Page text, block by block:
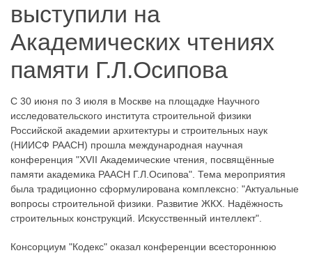
выступили на
Академических чтениях
памяти Г.Л.Осипова
С 30 июня по 3 июля в Москве на площадке Научного
исследовательского института строительной физики
Российской академии архитектуры и строительных наук
(НИИСФ РААСН) прошла международная научная
конференция "XVII Академические чтения, посвящённые
памяти академика РААСН Г.Л.Осипова". Тема мероприятия
была традиционно сформулирована комплексно: "Актуальные
вопросы строительной физики. Развитие ЖКХ. Надёжность
строительных конструкций. Искусственный интеллект".
Консорциум "Кодекс" оказал конференции всестороннюю